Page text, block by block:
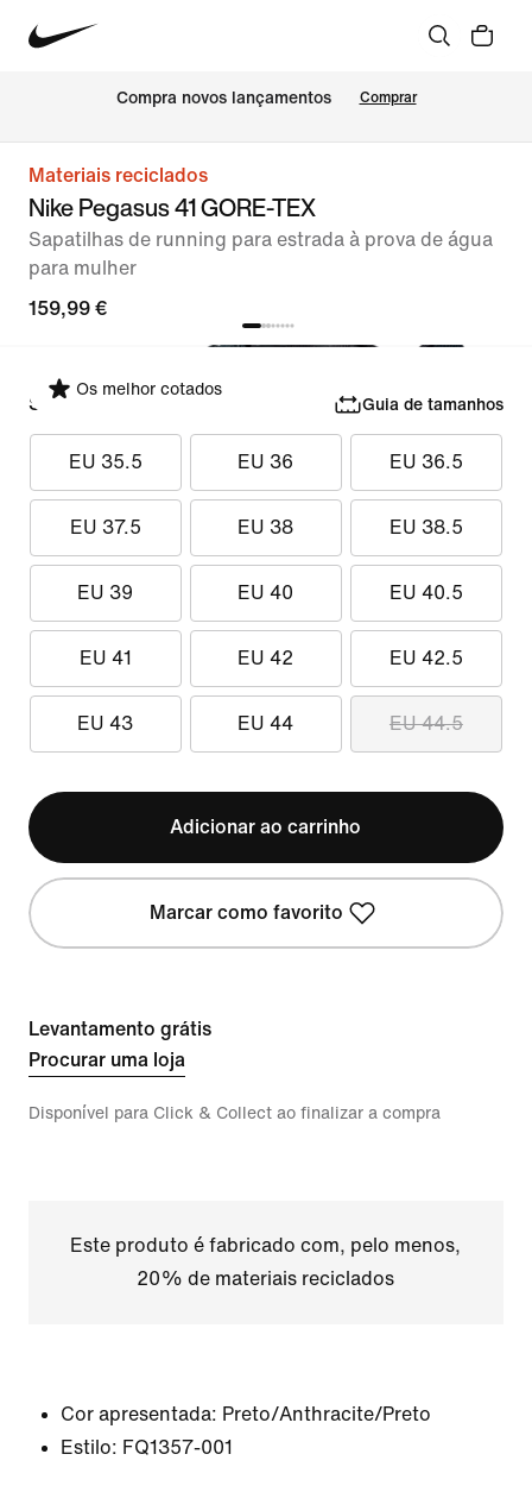
Compra novos lançamentos Comprar
Materiais reciclados
Nike Pegasus 41 GORE-TEX
Sapatilhas de running para estrada à prova de água
para mulher
159,99 €
Os melhor cotados
Selecionar tamanho Guia de tamanhos
EU 35.5 EU 36 EU 36.5
EU 37.5 EU 38 EU 38.5
EU 39 EU 40 EU 40.5
EU 41 EU 42 EU 42.5
EU 43 EU 44 EU 44.5
Adicionar ao carrinho
Marcar como favorito
Levantamento grátis
Procurar uma loja
Disponível para Click & Collect ao finalizar a compra
Este produto é fabricado com, pelo menos,
20% de materiais reciclados
Cor apresentada: Preto/Anthracite/Preto
Estilo: FQ1357-001